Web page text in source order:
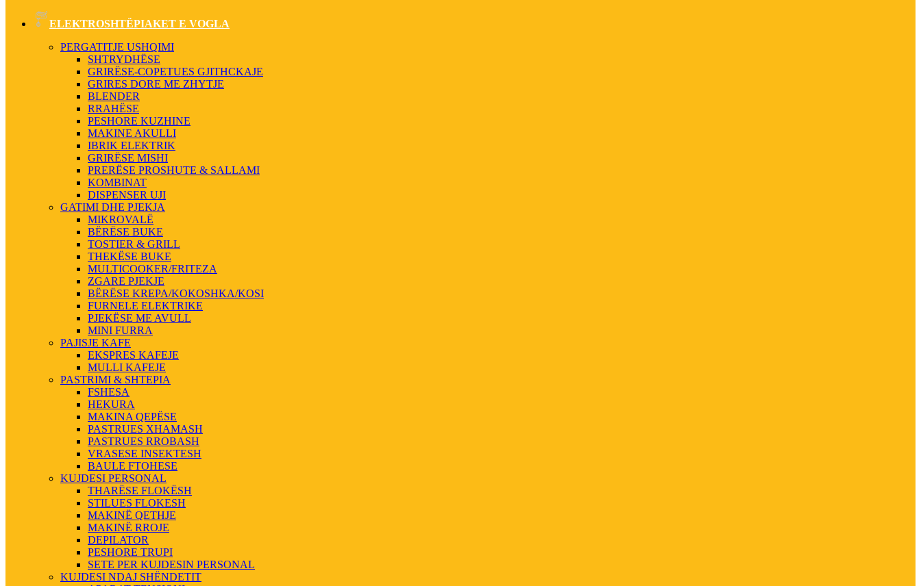
ELEKTROSHTËPIAKET E VOGLA
PERGATITJE USHQIMI
SHTRYDHËSE
GRIRËSE-COPETUES GJITHCKAJE
GRIRES DORE ME ZHYTJE
BLENDER
RRAHËSE
PESHORE KUZHINE
MAKINE AKULLI
IBRIK ELEKTRIK
GRIRËSE MISHI
PRERËSE PROSHUTE & SALLAMI
KOMBINAT
DISPENSER UJI
GATIMI DHE PJEKJA
MIKROVALË
BËRËSE BUKE
TOSTIER & GRILL
THEKËSE BUKE
MULTICOOKER/FRITEZA
ZGARE PJEKJE
BËRËSE KREPA/KOKOSHKA/KOSI
FURNELE ELEKTRIKE
PJEKËSE ME AVULL
MINI FURRA
PAJISJE KAFE
EKSPRES KAFEJE
MULLI KAFEJE
PASTRIMI & SHTEPIA
FSHESA
HEKURA
MAKINA QEPËSE
PASTRUES XHAMASH
PASTRUES RROBASH
VRASESE INSEKTESH
BAULE FTOHESE
KUJDESI PERSONAL
THARËSE FLOKËSH
STILUES FLOKESH
MAKINË QETHJE
MAKINË RROJE
DEPILATOR
PESHORE TRUPI
SETE PER KUJDESIN PERSONAL
KUJDESI NDAJ SHËNDETIT